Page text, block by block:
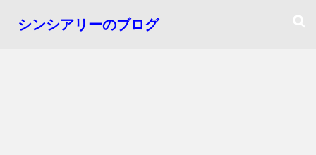
シンシアリーのブログ